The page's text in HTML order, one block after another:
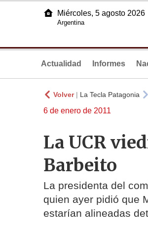
Miércoles, 5 agosto 2026
Argentina
Actualidad Informes
Volver| La Tecla Patagonia
6 de enero de 2011
La UCR
Barbeito
La presidenta del
quien ayer pidió que
estarían alineadas